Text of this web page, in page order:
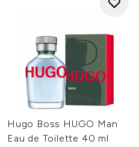
Hugo Boss HUGO Man
Eau de Toilette 40 ml